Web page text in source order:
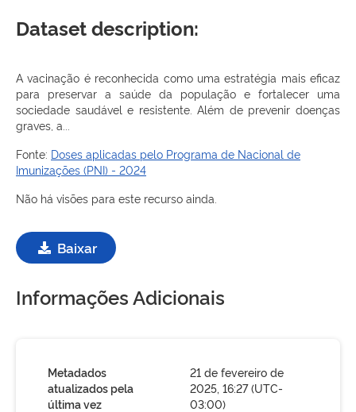
Dataset description:
A vacinação é reconhecida como uma estratégia mais eficaz
para preservar a saúde da população e fortalecer uma
sociedade saudável e resistente. Além de prevenir doenças
graves, a...
Fonte: Doses aplicadas pelo Programa de Nacional de
Imunizações (PNI) - 2024
Não há visões para este recurso ainda.
Baixar
Informações Adicionais
Metadados
atualizados pela
última vez
21 de fevereiro de
2025, 16:27 (UTC-
03:00)